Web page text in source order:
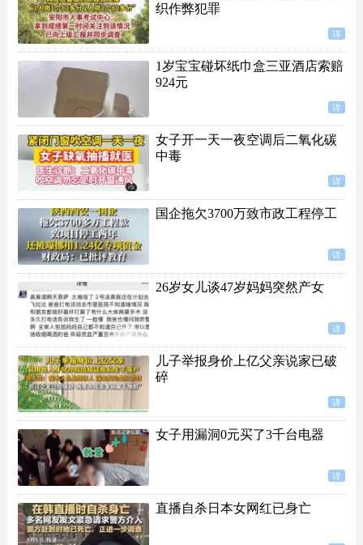
织作弊犯罪
详
1岁宝宝碰坏纸巾盒三亚酒店索赔
924元
详
女子开一天一夜空调后二氧化碳
中毒
详
国企拖欠3700万致市政工程停工
详
26岁女儿谈47岁妈妈突然产女
详
儿子举报身价上亿父亲说家已破
碎
详
女子用漏洞0元买了3千台电器
详
直播自杀日本女网红已身亡